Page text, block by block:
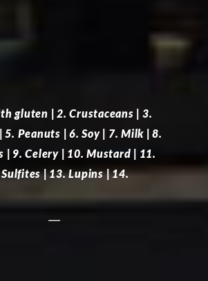
gluten | 2. Crustaceans | 3.
5. Peanuts | 6. Soy | 7. Milk | 8.
| 9. Celery | 10. Mustard | 11.
Sulfites | 13. Lupins | 14.
—